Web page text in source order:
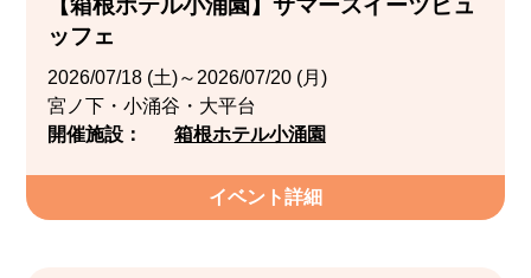
【箱根ホテル小涌園】サマースイーツビュ
ッフェ
2026/07/18 (土)～2026/07/20 (月)
宮ノ下・小涌谷・大平台
開催施設：
箱根ホテル小涌園
イベント詳細